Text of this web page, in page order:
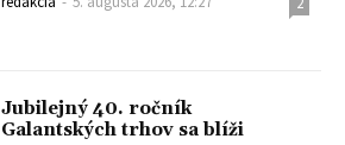
Jubilejný 40. ročník
Galantských trhov sa blíži